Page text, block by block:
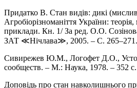
Придатко В. Стан видів: дикі
Агробіорізноманіття України:
приклади. Кн. 1/ За ред. О.О.
ЗАТ ≪Нічлава≫, 2005. – С. 265–271.
Сивирежев Ю.М., Логофет Д.О.,
сообществ. – М.: Наука, 1978. – 352 с.
Доповідь про стан навколишнього